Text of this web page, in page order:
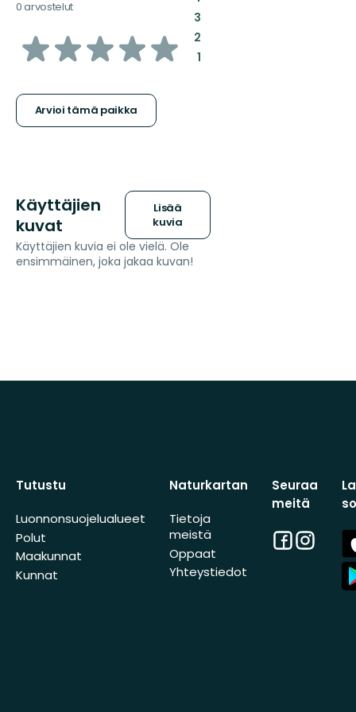
0 arvostelut
/5
Arvioi tämä paikka
3:
2:
1:
Käyttäjien
kuvat
Lisää
kuvia
Käyttäjien kuvia ei ole vielä. Ole
ensimmäinen, joka jakaa kuvan!
Tutustu
Luonnonsuojelualueet
Polut
Maakunnat
Kunnat
Naturkartan
Tietoja
meistä
Oppaat
Yhteystiedot
Seuraa
meitä
Facebook